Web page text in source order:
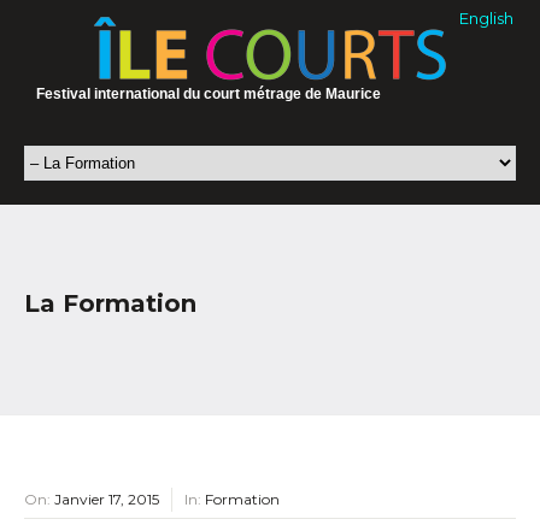
English
Festival international du court métrage de Maurice
La Formation
On: Janvier 17, 2015 In: Formation